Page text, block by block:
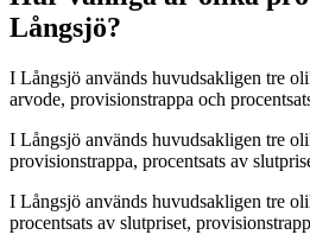
Långsjö?
I Långsjö används huvudsakligen tre
arvode, provisionstrappa och
I Långsjö används huvudsakligen tre
provisionstrappa, procentsats av
I Långsjö används huvudsakligen tre
procentsats av slutpriset,